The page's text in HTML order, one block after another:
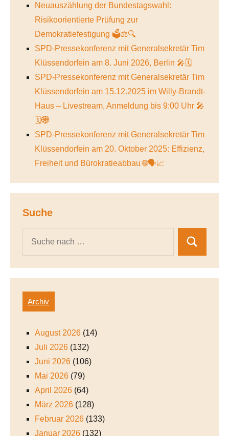
Neuauszählung der Bundestagswahl:
Risikoorientierte Prüfung zur
Demokratiefestigung 🗳️⚖️🔍
SPD-Pressekonferenz mit Generalsekretär Tim
Klüssendorfein am 8. Juni 2026, Berlin 🎤🗓️
SPD-Pressekonferenz mit Generalsekretär Tim
Klüssendorfein am 15.12.2025 im Willy-Brandt-
Haus – Livestream, Anmeldung bis 9:00 Uhr 🎤
🗓️🌐
SPD-Pressekonferenz mit Generalsekretär Tim
Klüssendorfein am 20. Oktober 2025: Effizienz,
Freiheit und Bürokratieabbau 🌐🗣️📈
Suche
Archiv
August 2026 (14)
Juli 2026 (132)
Juni 2026 (106)
Mai 2026 (79)
April 2026 (64)
März 2026 (128)
Februar 2026 (133)
Januar 2026 (132)